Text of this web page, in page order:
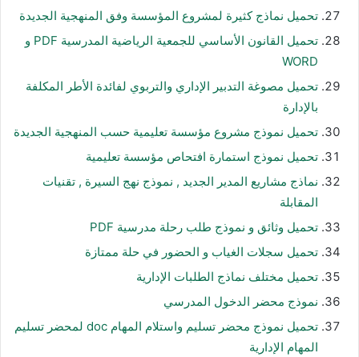
تحميل نماذج كثيرة لمشروع المؤسسة وفق المنهجية الجديدة
تحميل القانون الأساسي للجمعية الرياضية المدرسية PDF و
WORD
تحميل مصوغة التدبير الإداري والتربوي لفائدة الأطر المكلفة
بالإدارة
تحميل نموذج مشروع مؤسسة تعليمية حسب المنهجية الجديدة
تحميل نموذج استمارة افتحاص مؤسسة تعليمية
نماذج مشاريع المدير الجديد , نموذج نهج السيرة , تقنيات
المقابلة
تحميل وثائق و نموذج طلب رحلة مدرسية PDF
تحميل سجلات الغياب و الحضور في حلة ممتازة
تحميل مختلف نماذج الطلبات الإدارية
نموذج محضر الدخول المدرسي
تحميل نموذج محضر تسليم واستلام المهام doc لمحضر تسليم
المهام الإدارية